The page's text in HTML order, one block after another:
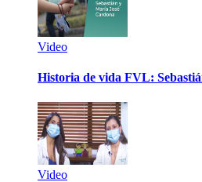
Video
Historia de vida FVL:
Video